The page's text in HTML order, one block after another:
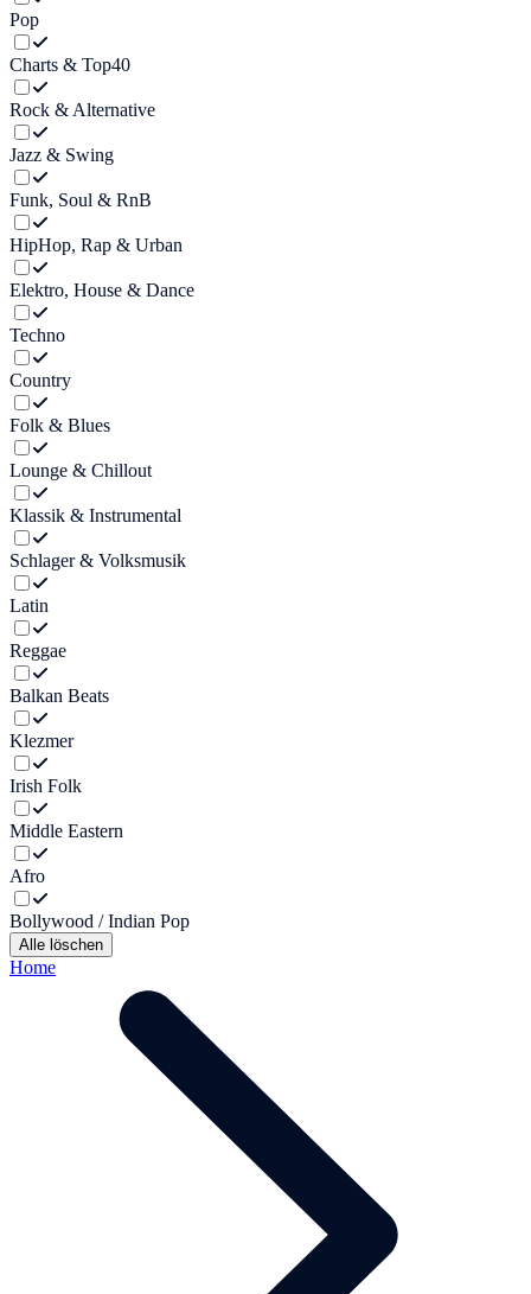
Pop
Charts & Top40
Rock & Alternative
Jazz & Swing
Funk, Soul & RnB
HipHop, Rap & Urban
Elektro, House & Dance
Techno
Country
Folk & Blues
Lounge & Chillout
Klassik & Instrumental
Schlager & Volksmusik
Latin
Reggae
Balkan Beats
Klezmer
Irish Folk
Middle Eastern
Afro
Bollywood / Indian Pop
Alle löschen
Home